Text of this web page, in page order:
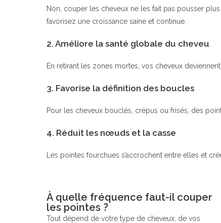
Non, couper les cheveux ne les fait pas pousser
favorisez une croissance saine et continue.
2. Améliore la santé globale du cheveu
En retirant les zones mortes, vos cheveux
3. Favorise la définition des boucles
Pour les cheveux bouclés, crépus ou frisés, des
4. Réduit les nœuds et la casse
Les pointes fourchues s’accrochent entre elles et
À quelle fréquence faut-il couper
les pointes ?
Tout dépend de votre type de cheveux, de vos